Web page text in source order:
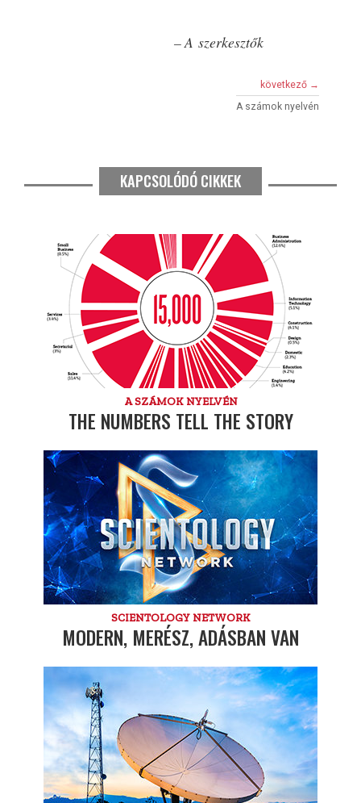
– A szerkesztők
következő →
A számok nyelvén
KAPCSOLÓDÓ CIKKEK
A SZÁMOK NYELVÉN
THE NUMBERS TELL THE STORY
SCIENTOLOGY NETWORK
MODERN, MERÉSZ, ADÁSBAN VAN